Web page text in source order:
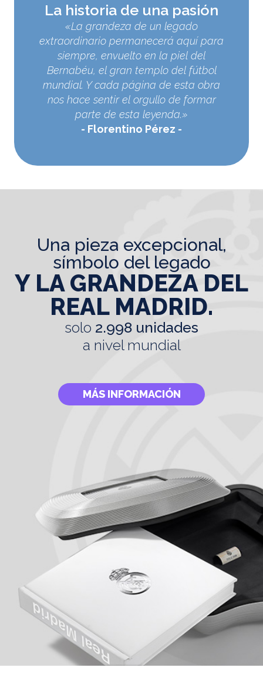
La historia de una pasión
«La grandeza de un legado
extraordinario permanecerá aquí para
siempre, envuelto en la piel del
Bernabéu, el gran templo del fútbol
mundial. Y cada página de esta obra
nos hace sentir el orgullo de formar
parte de esta leyenda.»
Florentino Pérez
una pieza excepcional,
símbolo del legado
Y LA GRANDEZA DEL
REAL MADRID.
solo 2.998 unidades
a nivel mundial
MÁS INFORMACIÓN